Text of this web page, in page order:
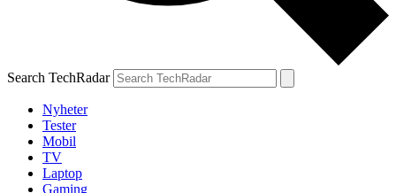
Search TechRadar
Nyheter
Tester
Mobil
TV
Laptop
Gaming